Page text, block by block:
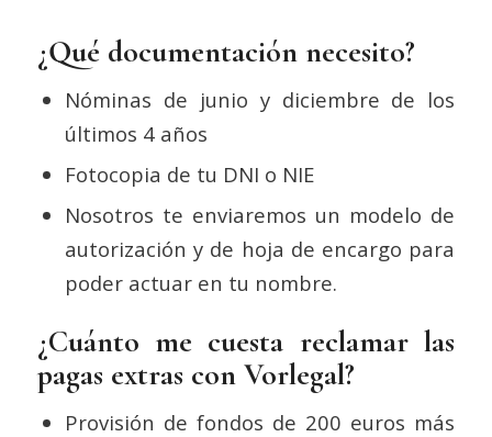
¿Qué documentación necesito?
Nóminas de junio y diciembre de los
últimos 4 años
Fotocopia de tu DNI o NIE
Nosotros te enviaremos un modelo de
autorización y de hoja de encargo para
poder actuar en tu nombre.
¿Cuánto me cuesta reclamar las
pagas extras con Vorlegal?
Provisión de fondos de 200 euros más